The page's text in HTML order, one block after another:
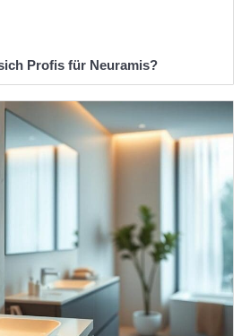
Profis für Neuramis?